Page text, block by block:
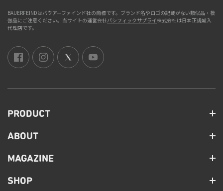
BAUERFEINDはバウアーファインド社の商標です。ブランド名やロゴの記載がない類似品・模
倣品にご注意ください。当サイトの運営会社パシフィックサプライ株式会社は日本正規輸入
代理店です。
PRODUCT
ABOUT
MAGAZINE
SHOP